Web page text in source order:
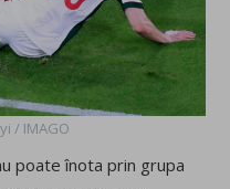
/ IMAGO
poate înota prin grupa